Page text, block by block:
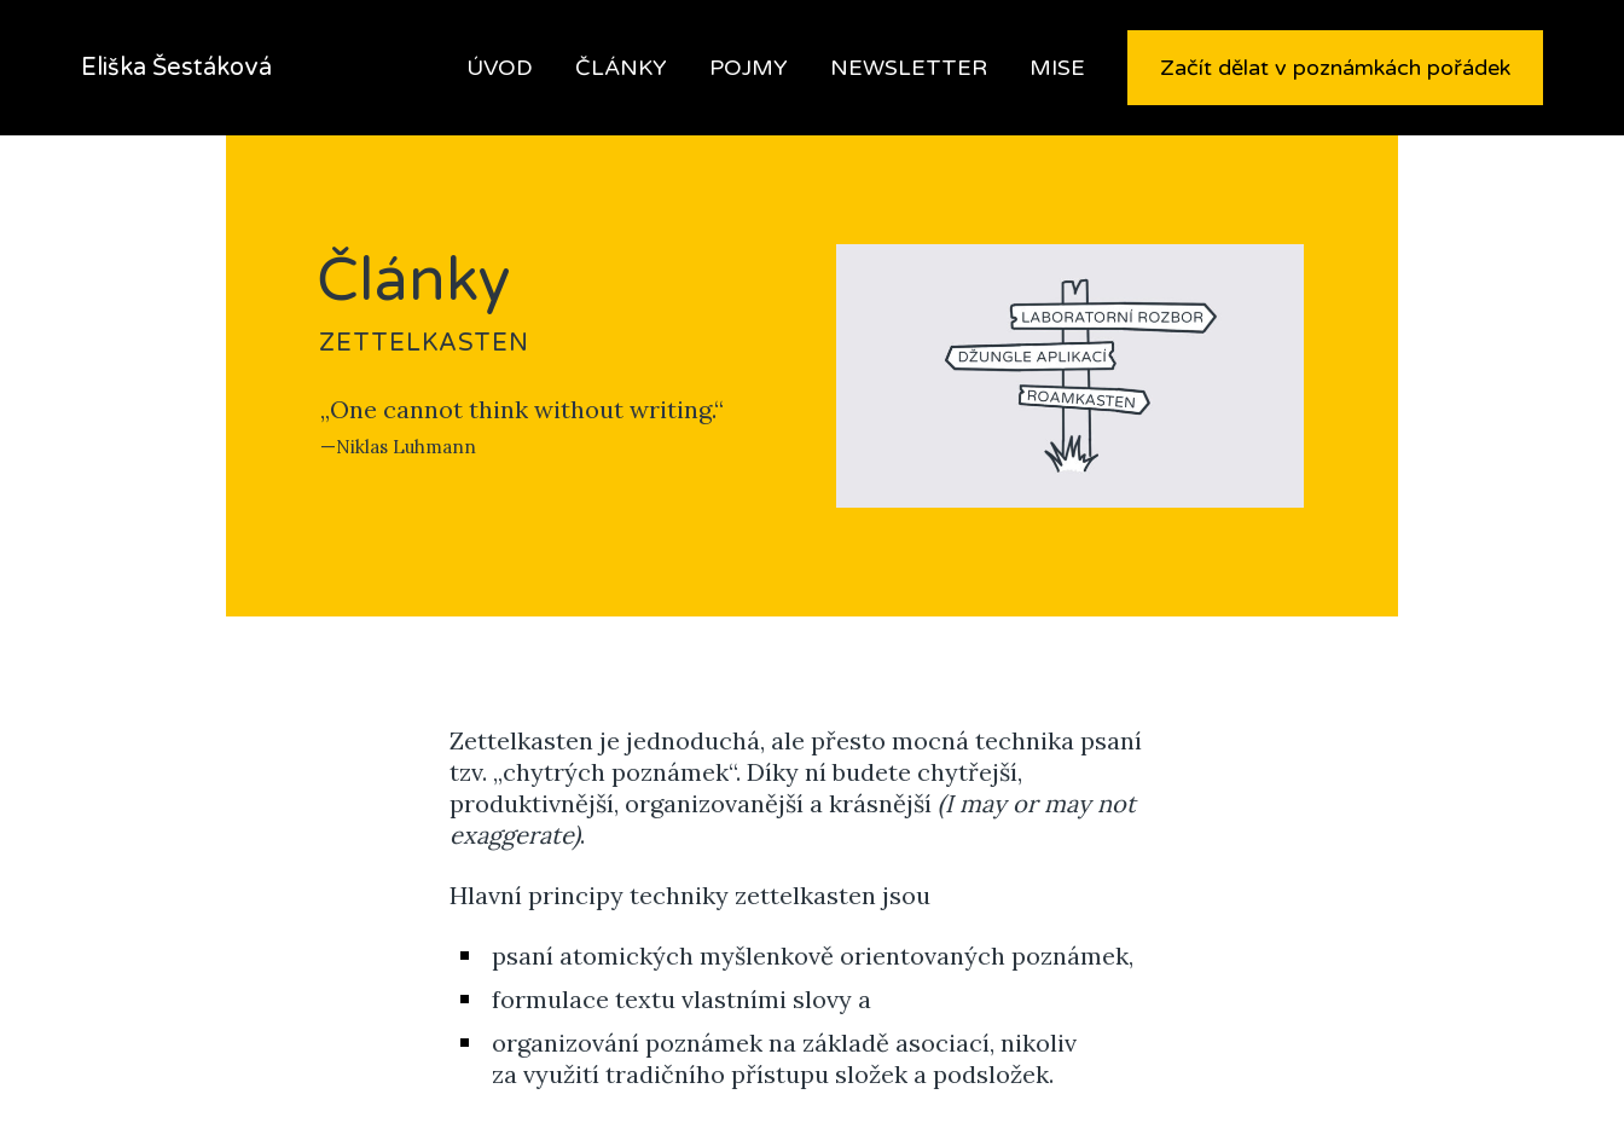
Eliška Šestáková ÚVOD ČLÁNKY POJMY NEWSLETTER MISE Začít dělat v poznámkách pořádek
Články
ZETTELKASTEN
„One cannot think without writing.“
—Niklas Luhmann
Zettelkasten je jednoduchá, ale přesto mocná technika psaní
tzv. „chytrých poznámek“. Díky ní budete chytřejší,
produktivnější, organizovanější a krásnější (I may or may not
exaggerate).
Hlavní principy techniky zettelkasten jsou
psaní atomických myšlenkově orientovaných poznámek,
formulace textu vlastními slovy a
organizování poznámek na základě asociací, nikoliv
za využití tradičního přístupu složek a podsložek.